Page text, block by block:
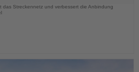
das Streckennetz und verbessert die Anbindung